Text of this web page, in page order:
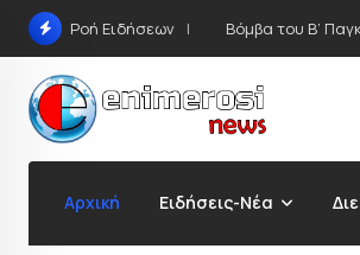
Ροή Ειδήσεων Προσφυγή στο
Αρχική Ειδήσεις-Νέα